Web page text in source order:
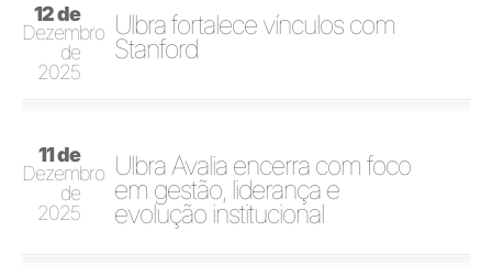
12 de
Dezembro
de
2025
Ulbra fortalece vínculos com
Stanford
11 de
Dezembro
de
2025
Ulbra Avalia encerra com foco
em gestão, liderança e
evolução institucional